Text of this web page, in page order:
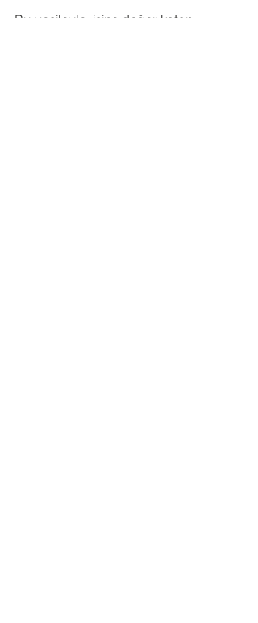
Bu vesileyle, işine değer katan,